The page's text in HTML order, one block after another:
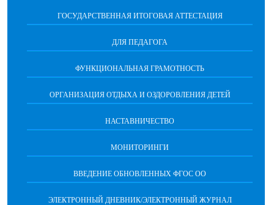
ГОСУДАРСТВЕННАЯ ИТОГОВАЯ АТТЕСТАЦИЯ
ДЛЯ ПЕДАГОГА
ФУНКЦИОНАЛЬНАЯ ГРАМОТНОСТЬ
ОРГАНИЗАЦИЯ ОТДЫХА И ОЗДОРОВЛЕНИЯ ДЕТЕЙ
НАСТАВНИЧЕСТВО
МОНИТОРИНГИ
ВВЕДЕНИЕ ОБНОВЛЕННЫХ ФГОС ОО
ЭЛЕКТРОННЫЙ ДНЕВНИК/ЭЛЕКТРОННЫЙ ЖУРНАЛ